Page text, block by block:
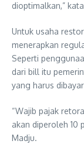
dioptimalkan,”
Untuk usaha
menerapkan
Seperti
dari bill itu
yang harus
“Wajib pajak
akan diperoleh 10
Madju.